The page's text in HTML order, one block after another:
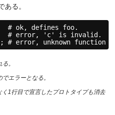
ある。
# ok, defines foo.
# error, 'c' is invalid.
error, unknown function
。
エラーとなる。
1行目で宣言したプロトタイプも消去